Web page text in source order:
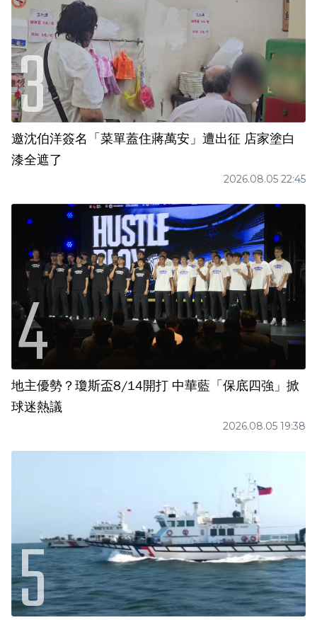
邀沈伯洋簽名「菜單蓋住蔣萬安」遭出征 店家塗白
漆全遮了
2026.08.05 22:45
地主優勢？瓊斯盃8/14開打 中華藍「保底四強」掀
球迷熱議
2026.08.05 19:38